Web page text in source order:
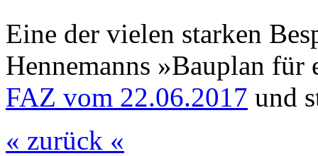
Eine der vielen starken
Hennemanns »Bauplan für
FAZ vom 22.06.2017 und
« zurück «